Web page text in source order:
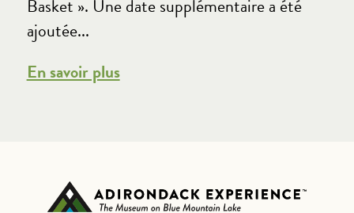
Basket ». Une date supplémentaire a été
ajoutée...
En savoir plus